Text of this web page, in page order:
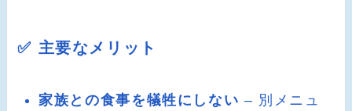
✅ 主要なメリット
家族との食事を犠牲にしない – 別メニュ